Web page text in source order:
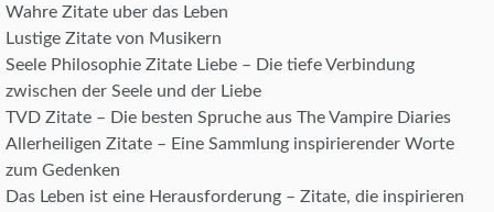
Wahre Zitate uber das Leben
Lustige Zitate von Musikern
Seele Philosophie Zitate Liebe – Die tiefe Verbindung
zwischen der Seele und der Liebe
TVD Zitate – Die besten Spruche aus The Vampire Diaries
Allerheiligen Zitate – Eine Sammlung inspirierender Worte
zum Gedenken
Das Leben ist eine Herausforderung – Zitate, die inspirieren